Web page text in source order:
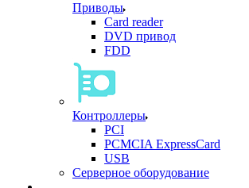
Приводы
Card reader
DVD привод
FDD
Контроллеры
PCI
PCMCIA ExpressCard
USB
Cерверное оборудование